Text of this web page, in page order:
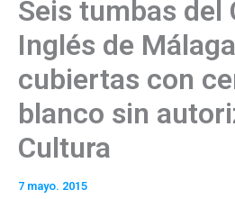
Seis tumbas del
Inglés de
cubiertas con
blanco sin
Cultura
7 mayo. 2015